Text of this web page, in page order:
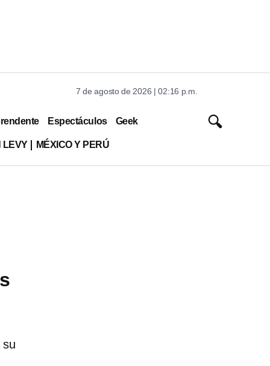
7 de agosto de 2026 | 02:16 p.m.
Espectáculos Geek
LEVY MÉXICO Y PERÚ
su